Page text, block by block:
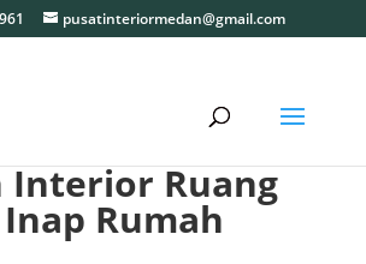
pusatinteriormedan@gmail.com
Interior Ruang
Rumah